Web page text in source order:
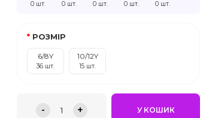
0 шт. 0 шт. 0 шт. 0 шт. 0 шт.
РОЗМІР
6/8Y
36 шт.
10/12Y
15 шт.
- 1 + У КОШИК